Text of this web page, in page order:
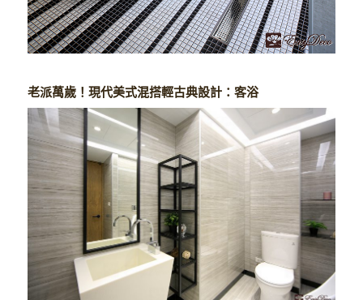
老派萬歲！現代美式混搭輕古典設計：客浴